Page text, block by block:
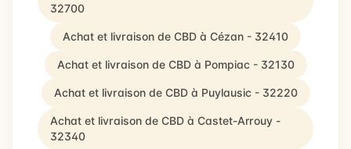
32700
Achat et livraison de CBD à Cézan - 32410
Achat et livraison de CBD à Pompiac - 32130
Achat et livraison de CBD à Puylausic - 32220
Achat et livraison de CBD à Castet-Arrouy -
32340